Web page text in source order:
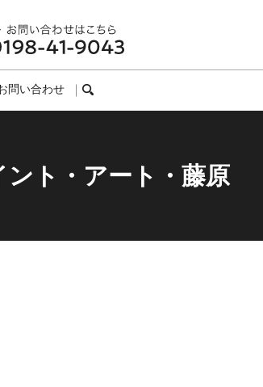
問い合わせ search
ト・アート・藤原